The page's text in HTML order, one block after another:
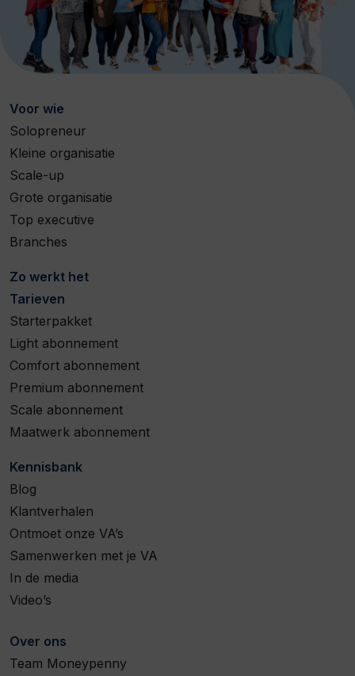
Voor wie
Solopreneur
Kleine organisatie
Scale-up
Grote organisatie
Top executive
Branches
Zo werkt het
Tarieven
Starterpakket
Light abonnement
Comfort abonnement
Premium abonnement
Scale abonnement
Maatwerk abonnement
Kennisbank
Blog
Klantverhalen
Ontmoet onze VA’s
Samenwerken met je VA
In de media
Video’s
Over ons
Team Moneypenny